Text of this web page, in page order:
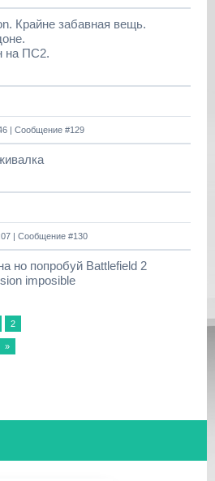
Крайне забавная вещь.
на ПС2.
| Сообщение #129
| Сообщение #130
но попробуй Battlefield 2
imposible
2
»